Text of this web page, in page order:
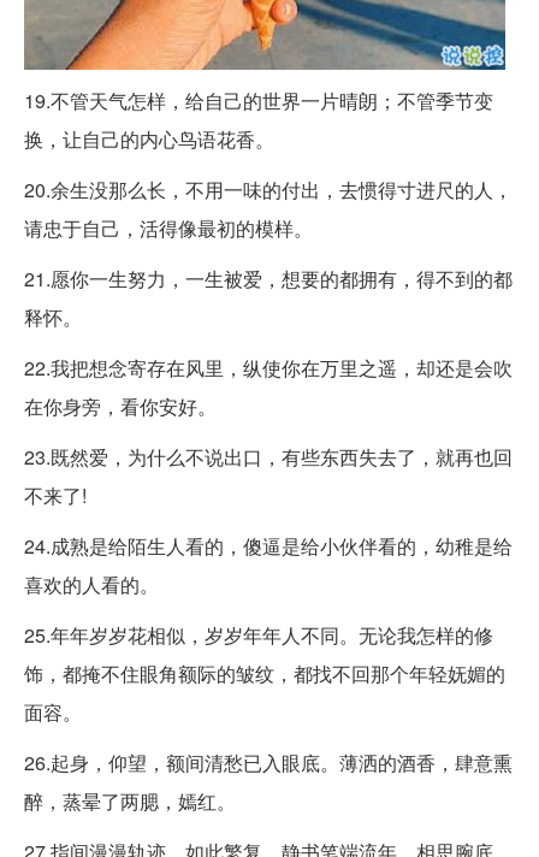
19.不管天气怎样，给自己的世界一片晴朗；不管季节变
换，让自己的内心鸟语花香。
20.余生没那么长，不用一味的付出，去惯得寸进尺的人，
请忠于自己，活得像最初的模样。
21.愿你一生努力，一生被爱，想要的都拥有，得不到的都
释怀。
22.我把想念寄存在风里，纵使你在万里之遥，却还是会吹
在你身旁，看你安好。
23.既然爱，为什么不说出口，有些东西失去了，就再也回
不来了!
24.成熟是给陌生人看的，傻逼是给小伙伴看的，幼稚是给
喜欢的人看的。
25.年年岁岁花相似，岁岁年年人不同。无论我怎样的修
饰，都掩不住眼角额际的皱纹，都找不回那个年轻妩媚的
面容。
26.起身，仰望，额间清愁已入眼底。薄洒的酒香，肆意熏
醉，蒸晕了两腮，嫣红。